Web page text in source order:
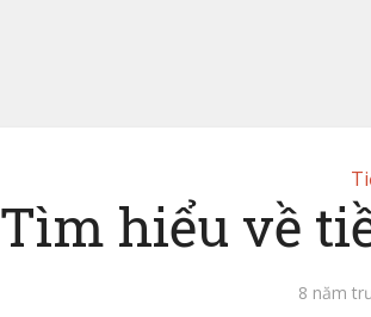
Tìm hiểu về
8 năm